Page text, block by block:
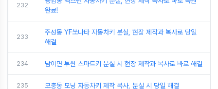
232
완료!
233
주성동 YF쏘나타 자동차키 분실, 현장 제작과 복사로 당일
해결
234 남이면 투싼 스마트키 분실 시 현장 제작과 복사로 바로 해결
235 모충동 모닝 자동차키 제작 복사, 분실 시 당일 해결